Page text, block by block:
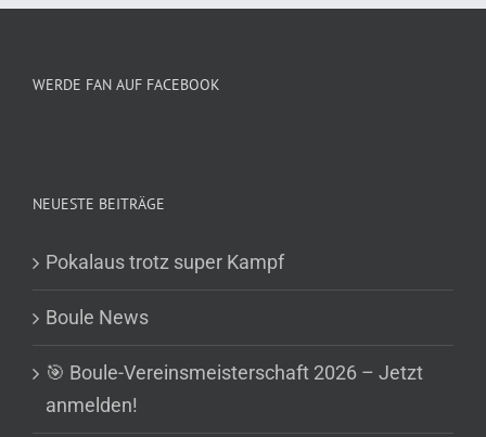
WERDE FAN AUF FACEBOOK
NEUESTE BEITRÄGE
Pokalaus trotz super Kampf
Boule News
🎯 Boule-Vereinsmeisterschaft 2026 – Jetzt
anmelden!